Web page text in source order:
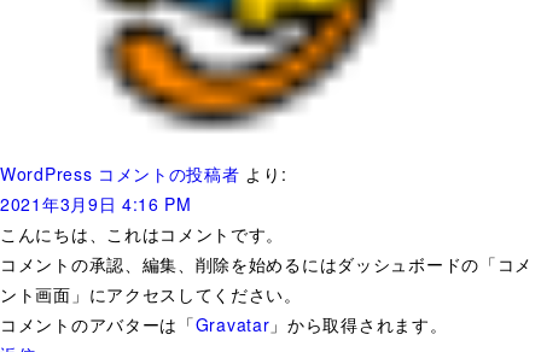
WordPress コメントの投稿者 より:
2021年3月9日 4:16 PM
こんにちは、これはコメントです。
コメントの承認、編集、削除を始めるにはダッシュボードの「コメ
ント画面」にアクセスしてください。
コメントのアバターは「Gravatar 」から取得されます。